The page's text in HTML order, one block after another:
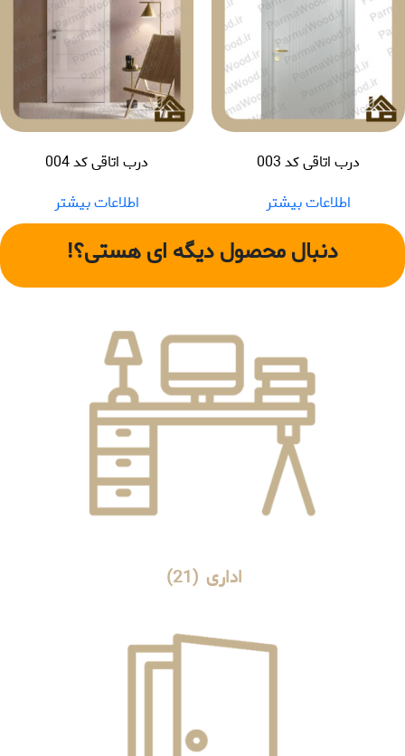
درب اتاقی کد 003
اطلاعات بیشتر
درب اتاقی کد 004
اطلاعات بیشتر
دنبال محصول دیگه ای هستی؟!
اداری (21)